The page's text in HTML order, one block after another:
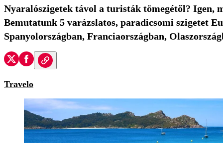
Nyaralószigetek távol a turisták tömegétől? Igen,
Bemutatunk 5 varázslatos, paradicsomi szigetet
Spanyolországban, Franciaországban,
Travelo